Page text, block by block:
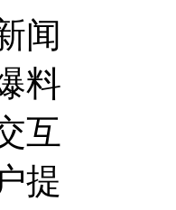
闻
料
互
提